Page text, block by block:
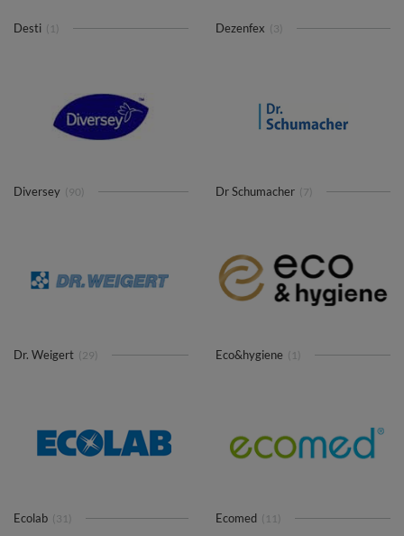
Desti (1) Dezenfex (3)
Diversey (90) Dr Schumacher (7)
Dr. Weigert (29) Eco&hygiene (1)
Ecolab (31) Ecomed (11)